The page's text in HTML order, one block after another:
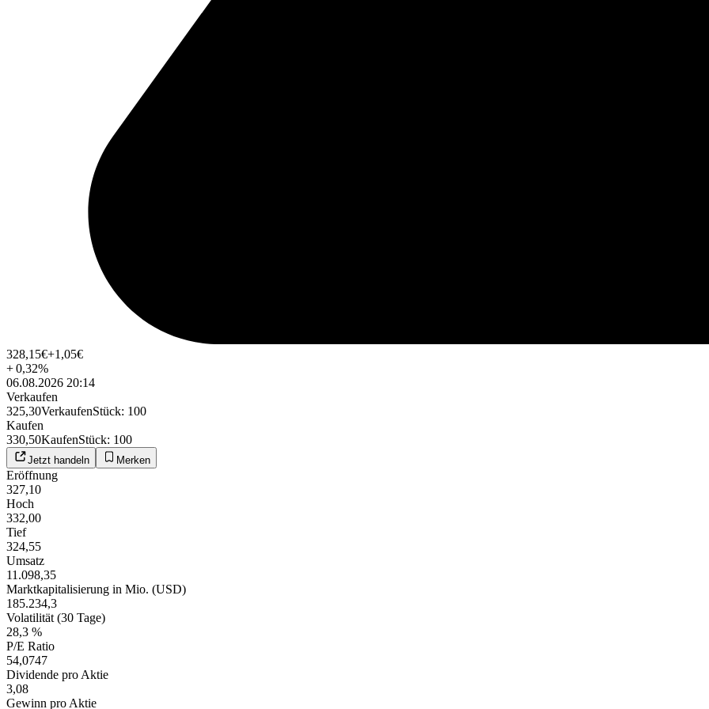
328,15€+1,05€
+0,32%
06.08.2026 20:14
Verkaufen
325,30VerkaufenStück: 100
Kaufen
330,50KaufenStück: 100
Jetzt handeln Merken
Eröffnung
327,10
Hoch
332,00
Tief
324,55
Umsatz
11.098,35
Marktkapitalisierung in Mio. (USD)
185.234,3
Volatilität (30 Tage)
28,3 %
P/E Ratio
54,0747
Dividende pro Aktie
3,08
Gewinn pro Aktie